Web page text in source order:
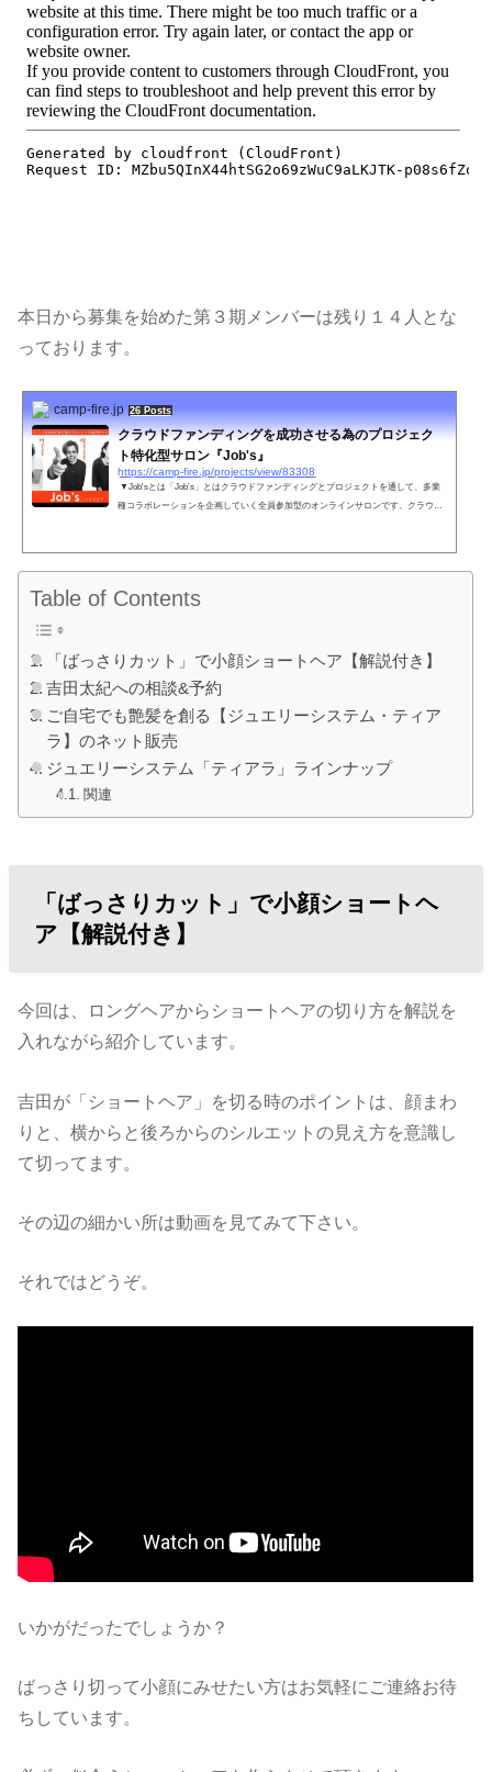
本日から募集を始めた第３期メンバーは残り１４人とな
っております。
camp-fire.jp 26 Posts
クラウドファンディングを成功させる為のプロジェク
ト特化型サロン『Job's』
https://camp-fire.jp/projects/view/83308
▼Job'sとは「Job’s」とはクラウドファンディングとプロジェクトを通して、多業
種コラボレーションを企画していく全員参加型のオンラインサロンです。クラウド
Table of Contents
「ばっさりカット」で小顔ショートヘア【解説付き】
吉田太紀への相談&予約
ご自宅でも艶髪を創る【ジュエリーシステム・ティア
ラ】のネット販売
ジュエリーシステム「ティアラ」ラインナップ
関連
「ばっさりカット」で小顔ショートヘ
ア【解説付き】
今回は、ロングヘアからショートヘアの切り方を解説を
入れながら紹介しています。
吉田が「ショートヘア」を切る時のポイントは、顔まわ
りと、横からと後ろからのシルエットの見え方を意識し
て切ってます。
その辺の細かい所は動画を見てみて下さい。
それではどうぞ。
いかがだったでしょうか？
ばっさり切って小顔にみせたい方はお気軽にご連絡お待
ちしています。